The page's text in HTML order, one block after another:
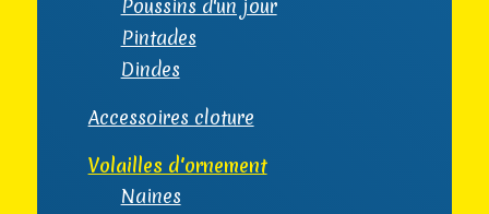
Poussins d'un jour
Pintades
Dindes
Accessoires cloture
Volailles d'ornement
Naines